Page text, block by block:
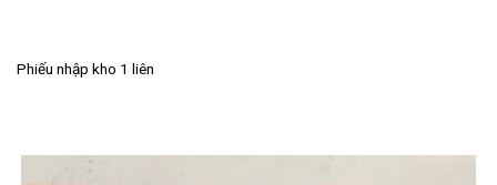
Phiếu nhập kho 1 liên